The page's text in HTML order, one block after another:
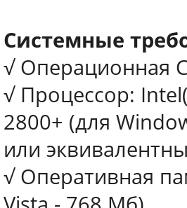
Системные
√ Операционная
√ Процессор:
2800+ (для
или
√ Оперативная